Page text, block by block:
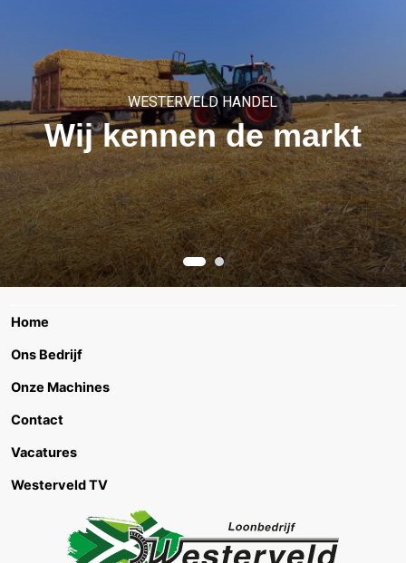
WESTERVELD HANDEL
Wij kennen de markt
Home
Ons Bedrijf
Onze Machines
Contact
Vacatures
Westerveld TV